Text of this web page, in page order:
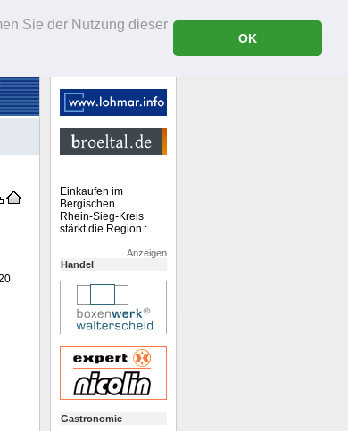
Sie der Nutzung dieser
OK
Einkaufen im
Bergischen
Rhein-Sieg-Kreis
stärkt die Region :
Anzeigen
Handel
Gastronomie